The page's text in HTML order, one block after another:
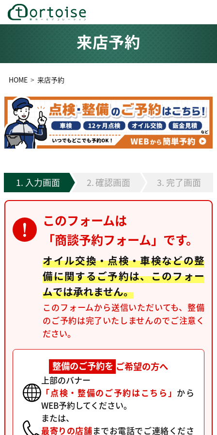
来店予約
HOME 来店予約
入力画面 確認画面 完了画面
このフォームは
「商談予約フォーム」です。
オイル交換・点検・車検などの整
備に関するご予約は、このフォー
ムでは承れません。
このフォームから送信いただいても、整備
のご予約は完了いたしませんのでご注意く
ださい。
整備のご予約を ご希望の方へ
上部のバナー
「点検・整備のご予約はこちら」 から
WEB予約してください。
または、
最寄りの店舗までお電話でご連絡くださ